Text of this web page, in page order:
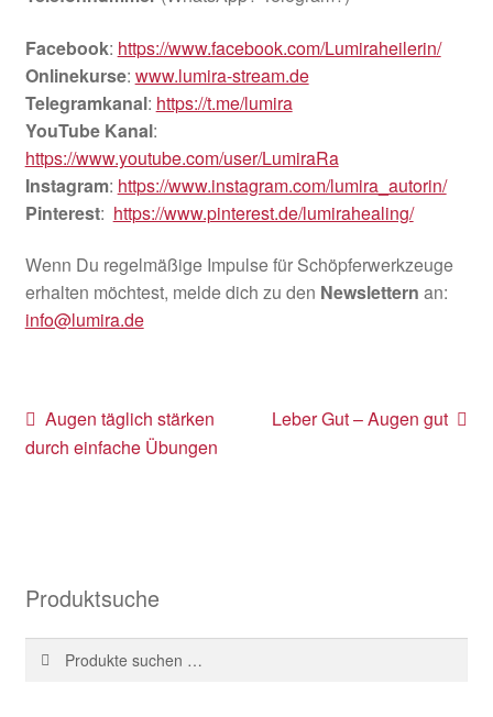
Facebook: https://www.facebook.com/Lumiraheilerin/
Onlinekurse: www.lumira-stream.de
Telegramkanal: https://t.me/lumira
YouTube Kanal:
https://www.youtube.com/user/LumiraRa
Instagram: https://www.instagram.com/lumira_autorin/
Pinterest: https://www.pinterest.de/lumirahealing/
Wenn Du regelmäßige Impulse für Schöpferwerkzeuge
erhalten möchtest, melde dich zu den Newslettern an:
info@lumira.de
Beitragsnavigation
Vorheriger
Beitrag:
Augen täglich stärken
durch einfache Übungen
Nächster
Leber Gut – Augen gut
Produktsuche
Suche
Suchen